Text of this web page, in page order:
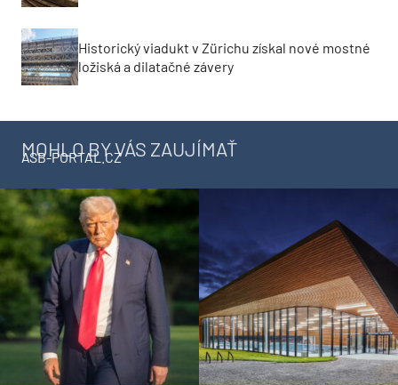
Historický viadukt v Zürichu získal nové mostné
ložiská a dilatačné závery
MOHLO BY VÁS ZAUJÍMAŤ
ASB-PORTAL.CZ